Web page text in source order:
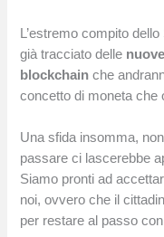
L’estremo compito
già tracciato delle
blockchain che
concetto di moneta che
Una sfida insomma,
passare ci lascerebbe
Siamo pronti ad
noi, ovvero che il
per restare al passo